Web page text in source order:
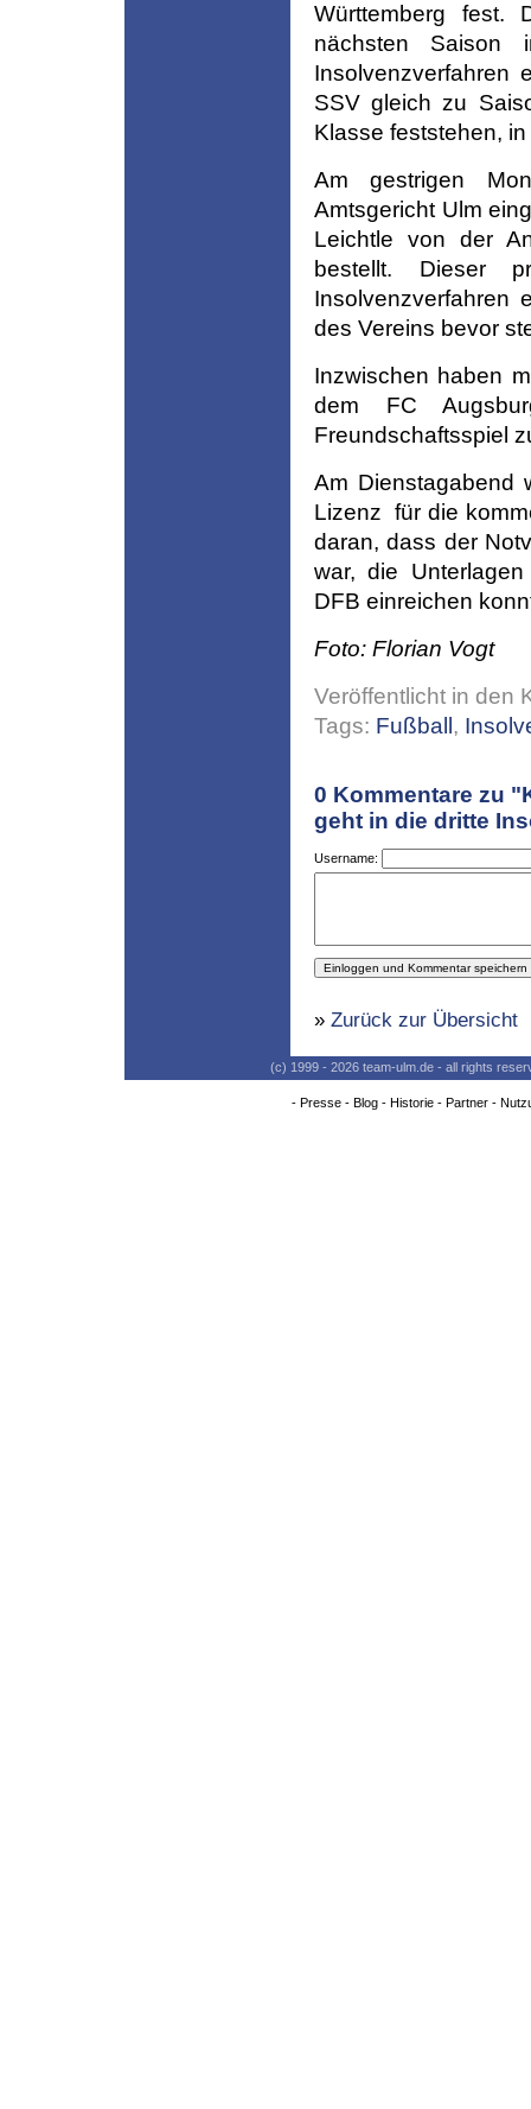
Württemberg
nächsten Saison
Insolvenzverfahren
SSV gleich zu
Klasse feststehen,
Am gestrigen
Amtsgericht Ulm
Leichtle von der
bestellt. Dieser
Insolvenzverfahren
des Vereins bevor
Inzwischen haben
dem FC
Freundschaftsspiel
Am Dienstagabend
Lizenz für die
daran, dass der
war, die
DFB einreichen
Foto: Florian Vogt
Veröffentlicht in den
Tags: Fußball ,
0 Kommentare zu
geht in die dritte
Username:
» Zurück zur Übersicht
(c) 1999 - 2026 team-ulm.de - all rights
- Presse- Blog- Historie- Partner-